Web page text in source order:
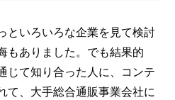
といろいろな企業を見て検討
もありました。でも結果的
じて知り合った人に、コンテ
て、大手総合通販事業会社に